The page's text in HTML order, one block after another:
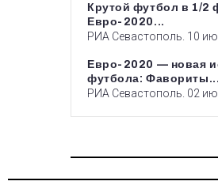
Крутой футбол в 1/2
Евро-2020...
РИА Севастополь. 10
Евро-2020 — новая
футбола: Фавориты...
РИА Севастополь. 02